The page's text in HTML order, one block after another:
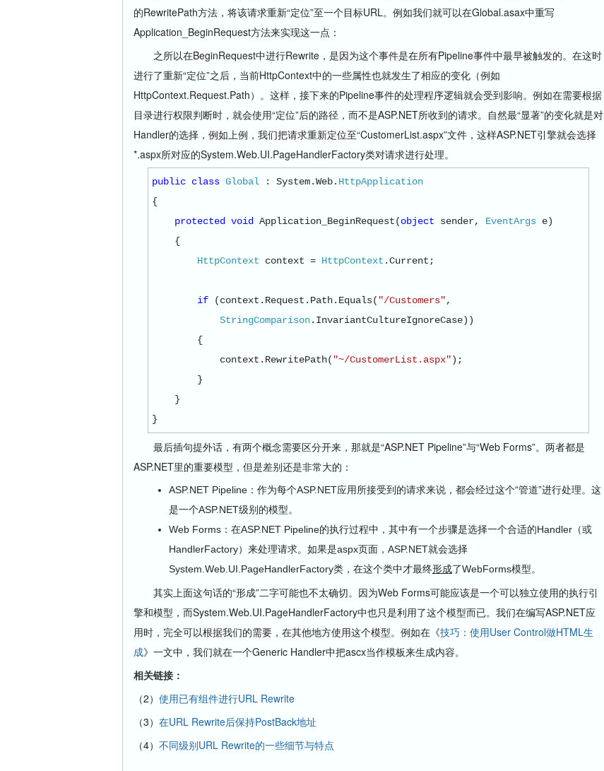
的RewritePath方法，将该请求重新“定位”至一个目标URL。例如我们就可以在Global.asax中重写
Application_BeginRequest方法来实现这一点：
之所以在BeginRequest中进行Rewrite，是因为这个事件是在所有Pipeline事件中最早被触发的。在这时
进行了重新“定位”之后，当前HttpContext中的一些属性也就发生了相应的变化（例如
HttpContext.Request.Path）。这样，接下来的Pipeline事件的处理程序逻辑就会受到影响。例如在需要根据
目录进行权限判断时，就会使用“定位”后的路径，而不是ASP.NET所收到的请求。自然最“显著”的变化就是对
Handler的选择，例如上例，我们把请求重新定位至“CustomerList.aspx”文件，这样ASP.NET引擎就会选择
*.aspx所对应的System.Web.UI.PageHandlerFactory类对请求进行处理。
public class Global : System.Web. HttpApplication
{
protected
void Application_BeginRequest(object sender, EventArgs e)
{
HttpContext context = HttpContext .Current;
if (context.Request.Path.Equals( "/Customers",
StringComparison.InvariantCultureIgnoreCase))
{
context.RewritePath( "~/CustomerList.aspx");
}
}
}
最后插句提外话，有两个概念需要区分开来，那就是“ASP.NET Pipeline”与“Web Forms”。两者都是
ASP.NET里的重要模型，但是差别还是非常大的：
ASP.NET Pipeline：作为每个ASP.NET应用所接受到的请求来说，都会经过这个“管道”进行处理。这
是一个ASP.NET级别的模型。
Web Forms：在ASP.NET Pipeline的执行过程中，其中有一个步骤是选择一个合适的Handler（或
HandlerFactory）来处理请求。如果是aspx页面，ASP.NET就会选择
System.Web.UI.PageHandlerFactory类，在这个类中才最终形成了WebForms模型。
其实上面这句话的“形成”二字可能也不太确切。因为Web Forms可能应该是一个可以独立使用的执行引
擎和模型，而System.Web.UI.PageHandlerFactory中也只是利用了这个模型而已。我们在编写ASP.NET应
用时，完全可以根据我们的需要，在其他地方使用这个模型。例如在《技巧：使用User Control做HTML生
成》一文中，我们就在一个Generic Handler中把ascx当作模板来生成内容。
相关链接：
（2） 使用已有组件进行URL Rewrite
（3） 在URL Rewrite后保持PostBack地址
（4） 不同级别URL Rewrite的一些细节与特点